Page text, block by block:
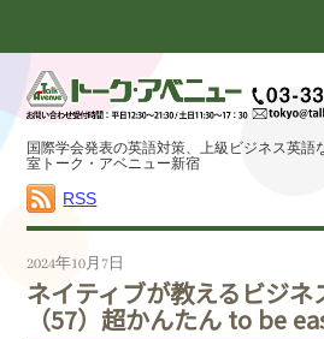
down
content
国際学会発表の英語対策、上級ビジネス英語
室トーク・アベニュー新宿
RSS
2024年10月7日
ネイティブが教えるビジ
（57）超かんたん to be